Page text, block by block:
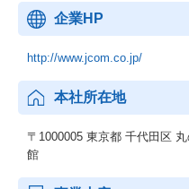
企業HP
http://www.jcom.co.jp/
本社所在地
〒1000005 東京都 千代田区
館